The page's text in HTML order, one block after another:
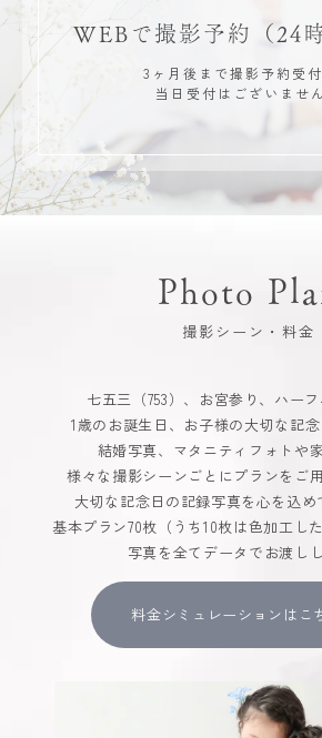
WEBで撮影予約 （24
3ヶ月後まで撮影予約受付
当日受付はございません
Photo
撮影シーン・料金
七五三（753）、お宮参り、ハー
1歳のお誕生日、お子様の大切な記念
結婚写真、マタニティフォトや
様々な撮影シーンごとにプランをご
大切な記念日の記録写真を心を込め
基本プラン70枚（うち10枚は色加工し
写真を全てデータでお渡しし
料金シミュレーションはこ